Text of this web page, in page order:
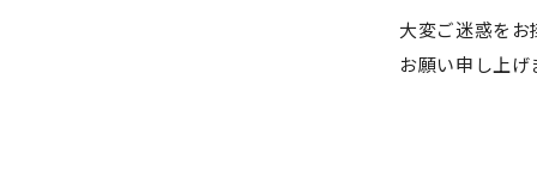
大変ご迷惑を
お願い申し上げ